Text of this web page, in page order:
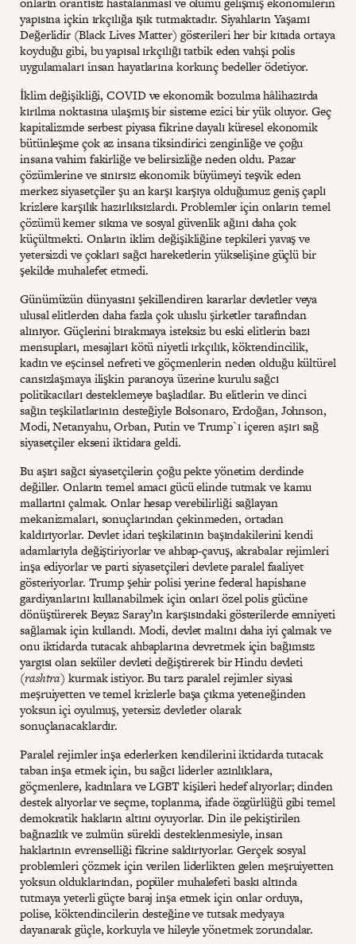
yapısına içkin ırkçılığa ışık tutmaktadır. Siyahların Yaşamı
Değerlidir (Black Lives Matter) gösterileri her bir kıtada ortaya
koyduğu gibi, bu yapısal ırkçılığı tatbik eden vahşi polis
uygulamaları insan hayatlarına korkunç bedeller ödetiyor.
İklim değişikliği, COVID ve ekonomik bozulma hâlihazırda
kırılma noktasına ulaşmış bir sisteme ezici bir yük oluyor. Geç
kapitalizmde serbest piyasa fikrine dayalı küresel ekonomik
bütünleşme çok az insana tiksindirici zenginliğe ve çoğu
insana vahim fakirliğe ve belirsizliğe neden oldu. Pazar
çözümlerine ve sınırsız ekonomik büyümeyi teşvik eden
merkez siyasetçiler şu an karşı karşıya olduğumuz geniş çaplı
krizlere karşılık hazırlıksızlardı. Problemler için onların temel
çözümü kemer sıkma ve sosyal güvenlik ağını daha çok
küçültmekti. Onların iklim değişikliğine tepkileri yavaş ve
yetersizdi ve çokları sağcı hareketlerin yükselişine güçlü bir
şekilde muhalefet etmedi.
Günümüzün dünyasını şekillendiren kararlar devletler veya
ulusal elitlerden daha fazla çok uluslu şirketler tarafından
alınıyor. Güçlerini bırakmaya isteksiz bu eski elitlerin bazı
mensupları, mesajları kötü niyetli ırkçılık, köktendincilik,
kadın ve eşcinsel nefreti ve göçmenlerin neden olduğu kültürel
cansızlaşmaya ilişkin paranoya üzerine kurulu sağcı
politikacıları desteklemeye başladılar. Bu elitlerin ve dinci
sağın teşkilatlarının desteğiyle Bolsonaro, Erdoğan, Johnson,
Modi, Netanyahu, Orban, Putin ve Trump`ı içeren aşırı sağ
siyasetçiler ekseni iktidara geldi.
Bu aşırı sağcı siyasetçilerin çoğu pekte yönetim derdinde
değiller. Onların temel amacı gücü elinde tutmak ve kamu
mallarını çalmak. Onlar hesap verebilirliği sağlayan
mekanizmaları, sonuçlarından çekinmeden, ortadan
kaldırıyorlar. Devlet idari teşkilatının başındakilerini kendi
adamlarıyla değiştiriyorlar ve ahbap-çavuş, akrabalar rejimleri
inşa ediyorlar ve parti siyasetçileri devlete paralel faaliyet
gösteriyorlar. Trump şehir polisi yerine federal hapishane
gardiyanlarını kullanabilmek için onları özel polis gücüne
dönüştürerek Beyaz Saray’ın karşısındaki gösterilerde emniyeti
sağlamak için kullandı. Modi, devlet malını daha iyi çalmak ve
onu iktidarda tutacak ahbaplarına devretmek için bağımsız
yargısı olan seküler devleti değiştirerek bir Hindu devleti
(rashtra) kurmak istiyor. Bu tarz paralel rejimler siyasi
meşruiyetten ve temel krizlerle başa çıkma yeteneğinden
yoksun içi oyulmuş, yetersiz devletler olarak
sonuçlanacaklardır.
Paralel rejimler inşa ederlerken kendilerini iktidarda tutacak
taban inşa etmek için, bu sağcı liderler azınlıklara,
göçmenlere, kadınlara ve LGBT kişileri hedef alıyorlar; dinden
destek alıyorlar ve seçme, toplanma, ifade özgürlüğü gibi temel
demokratik hakların altını oyuyorlar. Din ile pekiştirilen
bağnazlık ve zulmün sürekli desteklenmesiyle, insan
haklarının evrenselliği fikrine saldırıyorlar. Gerçek sosyal
problemleri çözmek için verilen liderlikten gelen meşruiyetten
yoksun olduklarından, popüler muhalefeti baskı altında
tutmaya yeterli güçte baraj inşa etmek için onlar orduya,
polise, köktendincilerin desteğine ve tutsak medyaya
dayanarak güçle, korkuyla ve hileyle yönetmek zorundalar.